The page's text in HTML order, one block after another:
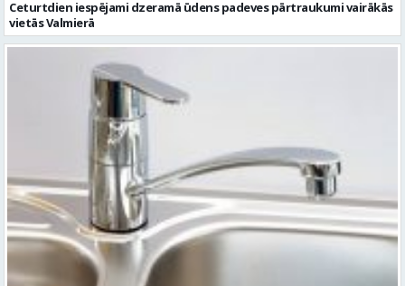
Otrdien tiks pārtraukta dzeramā ūdens padeve namiem Āra un
Ziedu ielās, Valmierā